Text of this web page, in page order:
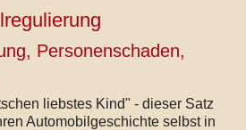
Personenschaden,
liebstes Kind" - dieser Satz
Automobilgeschichte selbst in